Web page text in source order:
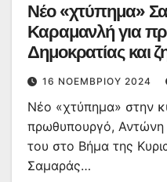
Νέο «χτύπημα»
Καραμανλή για
Δημοκρατίας και
Γεραπετρίτη
16 ΝΟΕΜΒΡΊΟΥ 2024
Νέο «χτύπημα» στην
πρωθυπουργό,
του στο Βήμα της
Σαμαράς…